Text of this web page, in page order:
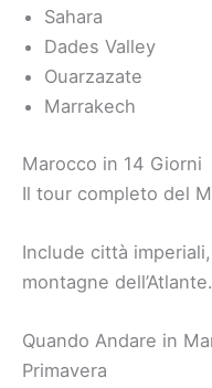
Sahara
Dades Valley
Ouarzazate
Marrakech
Marocco in 14 Giorni
Il tour completo del
Include città
montagne dell’Atlante.
Quando Andare in
Primavera